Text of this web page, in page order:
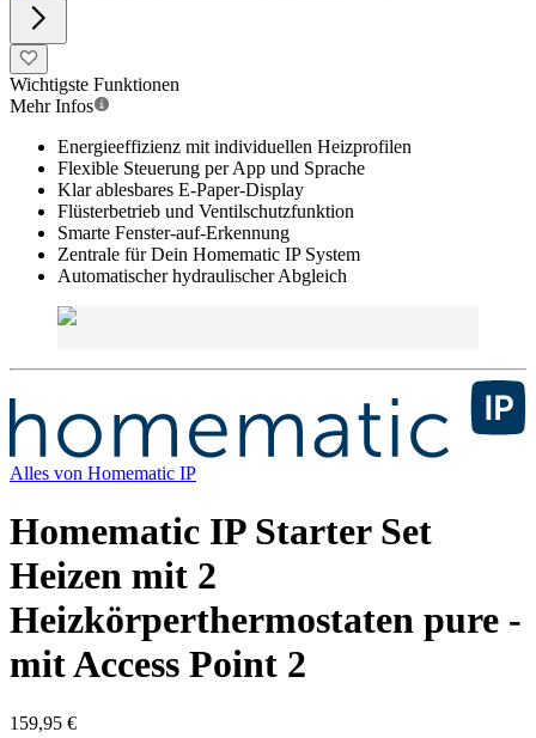
Wichtigste Funktionen
Mehr Infos
Energieeffizienz mit individuellen Heizprofilen
Flexible Steuerung per App und Sprache
Klar ablesbares E-Paper-Display
Flüsterbetrieb und Ventilschutzfunktion
Smarte Fenster-auf-Erkennung
Zentrale für Dein Homematic IP System
Automatischer hydraulischer Abgleich
Alles von Homematic IP
Homematic IP Starter Set
Heizen mit 2
Heizkörperthermostaten pure -
mit Access Point 2
159,95 €